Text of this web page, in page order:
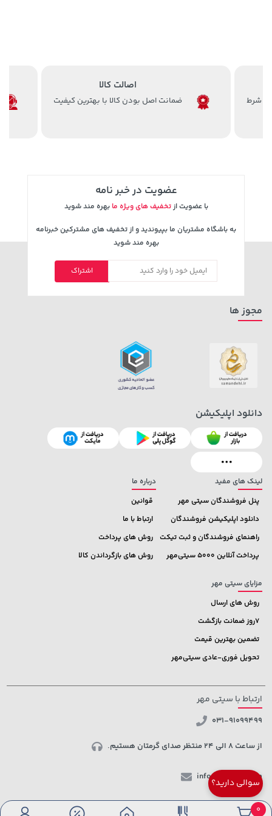
سوالی دارید؟
خرید
148,000 تومان
159,900
خرید 169,900 تومان
اصالت کالا
ضمانت اصل بودن کالا با بهترین کیفیت
عضویت در خبر نامه
با عضویت ازتخفیف های ویژه ما بهره مند شوید
به باشگاه مشتریان ما بپیوندید و از تخفیف های مشترکین خبرنامه
بهره مند شوید
اشتراک
لینک های مفید
پنل فروشندگان سیتی مهر
دانلود اپلیکیشن فروشندگان
راهنمای فروشندگان و ثبت تیکت
پرداخت آنلاین 5000 سیتی‌مهر
درباره ما
قوانین
ارتباط با ما
روش های پرداخت
روش های بازگرداندن کالا
مزایای سیتی مهر
روش های ارسال
7روز ضمانت بازگشت
تضمین بهترین قیمت
تحویل فوری-عادی سیتی‌مهر
مجوز ها
دانلود اپلیکیشن
ارتباط با سیتی مهر
031-91099499
از ساعت 8 الی 24 منتظر صدای گرمتان هستیم.
info@ctmehr.com
شبکه های اجتماعی
0